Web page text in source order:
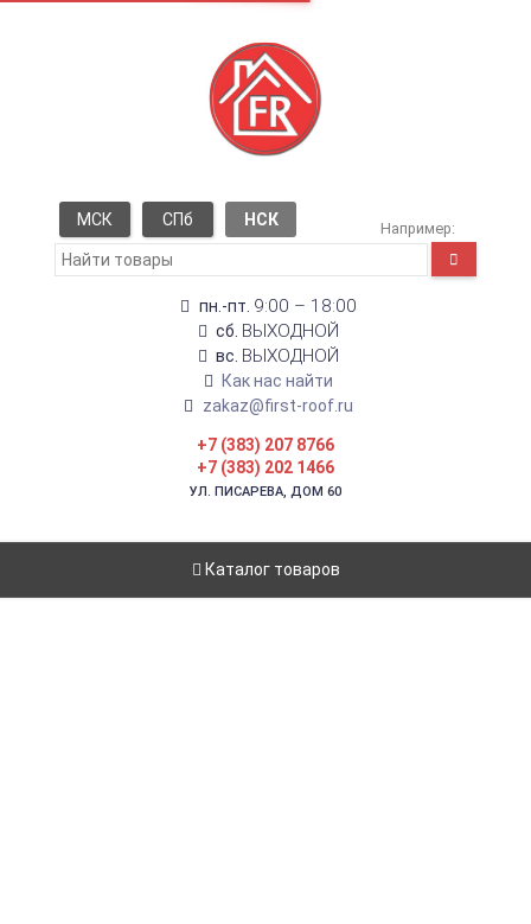
МСК СПб НСК Например:
пн.-пт. 9:00 – 18:00
сб. ВЫХОДНОЙ
вс. ВЫХОДНОЙ
Как нас найти
zakaz@first-roof.ru
+7 (383) 207 8766
+7 (383) 202 1466
УЛ. ПИСАРЕВА, ДОМ 60
Каталог товаров